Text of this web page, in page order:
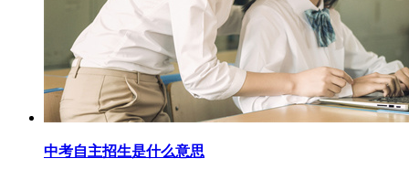
中考自主招生是什么意思